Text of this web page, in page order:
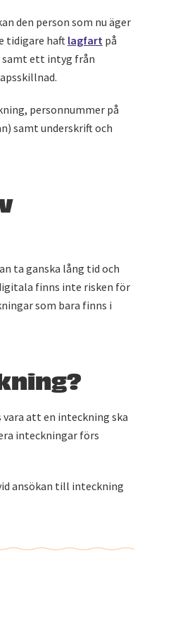
den person som nu äger
tidigare haft lagfart på
samt ett intyg från
personnummer på
samt underskrift och
ta ganska lång tid och
finns inte risken för
som bara finns i
att en inteckning ska
inteckningar förs
ansökan till inteckning